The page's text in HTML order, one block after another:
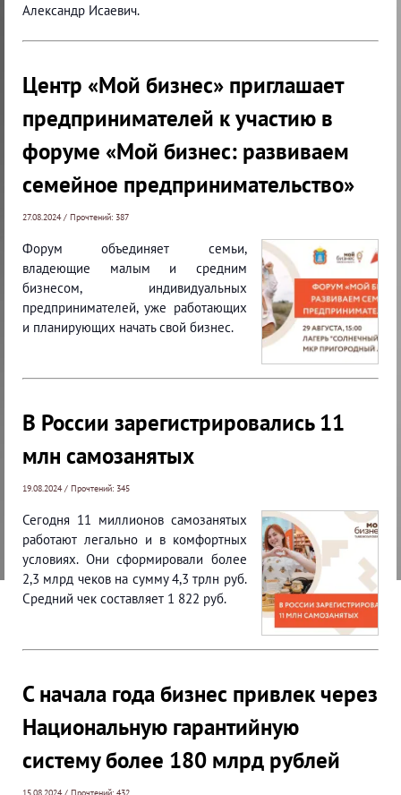
Александр Исаевич.
Центр «Мой бизнес» приглашает
предпринимателей к участию в
форуме «Мой бизнес: развиваем
семейное предпринимательство»
27.08.2024 / Прочтений: 387
Форум объединяет семьи,
владеющие малым и средним
бизнесом, индивидуальных
предпринимателей, уже работающих
и планирующих начать свой бизнес.
В России зарегистрировались 11
млн самозанятых
19.08.2024 / Прочтений: 345
Сегодня 11 миллионов самозанятых
работают легально и в комфортных
условиях. Они сформировали более
2,3 млрд чеков на сумму 4,3 трлн руб.
Средний чек составляет 1 822 руб.
С начала года бизнес привлек через
Национальную гарантийную
систему более 180 млрд рублей